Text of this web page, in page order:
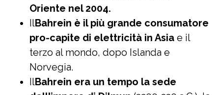
Oriente nel 2004.
IlBahrein è il più grande consumatore
pro-capite di elettricità in Asia e il
terzo al mondo, dopo Islanda e
Norvegia.
IlBahrein era un tempo la sede